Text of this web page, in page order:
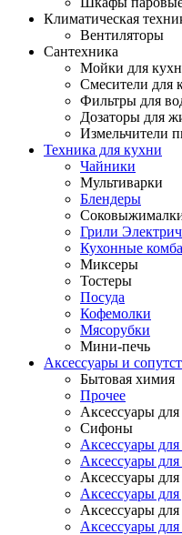
Климатическая
Вентиляторы
Сантехника
Мойки для
Смесители для
Фильтры для
Дозаторы для
Измельчители
Техника для кухни
Чайники
Мультиварки
Блендеры
Грили
Кухонные
Миксеры
Тостеры
Посуда
Кофемолки
Мясорубки
Мини-печь
Аксессуары и
Бытовая химия
Прочее
Аксессуары
Сифоны
Аксессуары
Аксессуары
Аксессуары
Аксессуары
Аксессуары для
Аксессуары